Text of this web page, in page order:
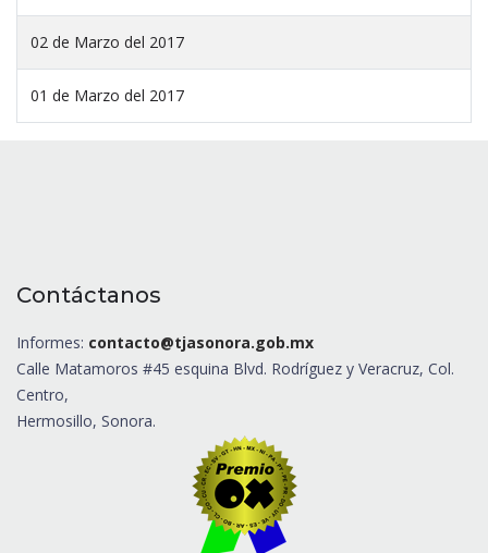
02 de Marzo del 2017
01 de Marzo del 2017
Contáctanos
Informes: contacto@tjasonora.gob.mx
Calle Matamoros #45 esquina Blvd. Rodríguez y Veracruz, Col.
Centro,
Hermosillo, Sonora.